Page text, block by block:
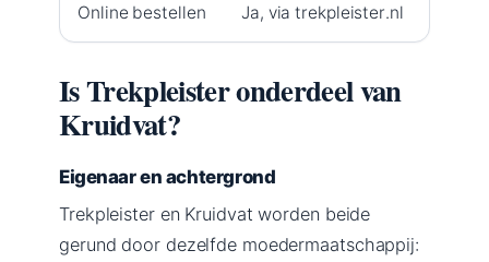
Online bestellen Ja, via trekpleister.nl
Is Trekpleister onderdeel van
Kruidvat?
Eigenaar en achtergrond
Trekpleister en Kruidvat worden beide
gerund door dezelfde moedermaatschappij: